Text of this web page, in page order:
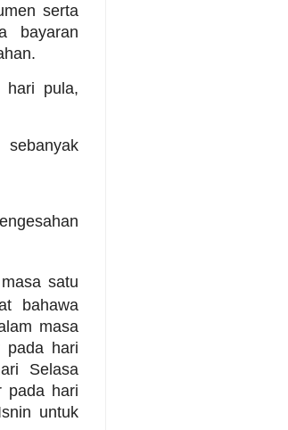
serta
bayaran
hari pula,
satu
bahawa
masa
pada hari
Selasa
pada hari
untuk